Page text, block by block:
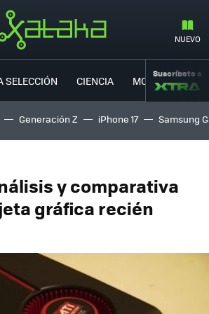
NUEVO
SELECCIÓN CIENCIA MOVILIDAD
Suscríbete a
Generación Z iPhone 17 Samsung
y comparativa
gráfica recién